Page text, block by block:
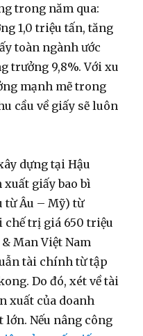
trong năm qua:
1,0 triệu tấn, tăng
toàn ngành ước
trưởng 9,8%. Với xu
mạnh mẽ trong
cầu về giấy sẽ luôn
dựng tại Hậu
xuất giấy bao bì
từ Âu – Mỹ) từ
chế trị giá 650 triệu
Man Việt Nam
tài chính từ tập
Do đó, xét về tài
xuất của doanh
Nếu nâng công